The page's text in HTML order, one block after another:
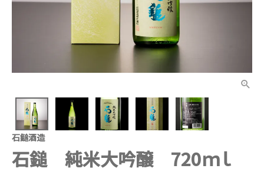
石鎚酒造
石鎚 純米大吟醸 720ｍｌ